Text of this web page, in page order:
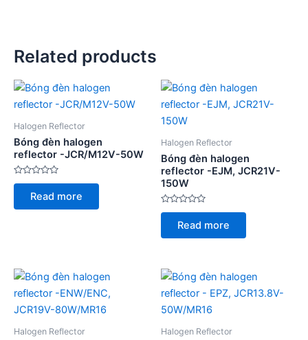
Related products
Halogen Reflector
Bóng đèn halogen
reflector -JCR/M12V-50W
Rated
of
Read more
Halogen Reflector
Bóng đèn halogen
reflector -EJM, JCR21V-
150W
Rated
of
Read more
Halogen Reflector Halogen Reflector